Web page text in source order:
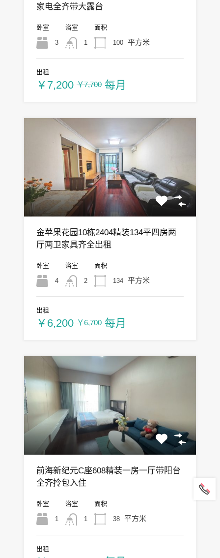
家电全齐带大露台
卧室
3
浴室
1
面积
100 平方米
出租
￥7,200 ￥7,700 每月
金苹果花园10栋2404精装134平四房两
厅两卫家具齐全出租
卧室
4
浴室
2
面积
134 平方米
出租
￥6,200 ￥6,700 每月
前海新纪元C座608精装一房一厅带阳台
全齐拎包入住
卧室
1
浴室
1
面积
38 平方米
出租